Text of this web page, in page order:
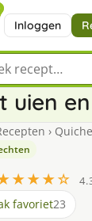
Inloggen
een recept
uien
›
favoriet23